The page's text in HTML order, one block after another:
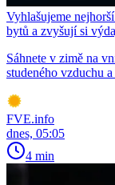
Vyhlašujeme
bytů a zvyšují si
Sáhnete v zimě na
studeného vzduchu a
FVE.info
dnes, 05:05
4 min